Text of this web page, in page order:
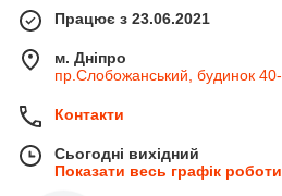
Працює з 23.06.2021
м. Дніпро
пр.Слобожанський, будинок
Контакти
Сьогодні вихідний
Показати весь графік роботи